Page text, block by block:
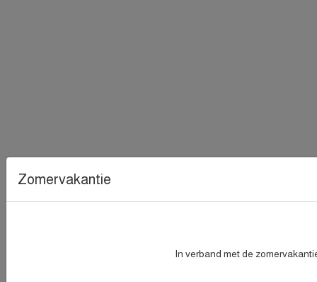
Zomervakantie
In verband met de